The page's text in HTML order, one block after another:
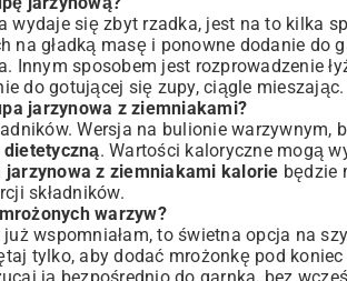
wydaje się zbyt rzadka, jest na to kilka
na gładką masę i ponowne dodanie do
Innym sposobem jest rozprowadzenie
do gotującej się zupy, ciągle
jarzynowa z ziemniakami?
Wersja na bulionie
. Wartości kaloryczne mogą
jarzynowa z ziemniakami kalorie będzie
składników.
warzyw?
wspomniałam, to świetna opcja na
tylko, aby dodać mrożonkę pod